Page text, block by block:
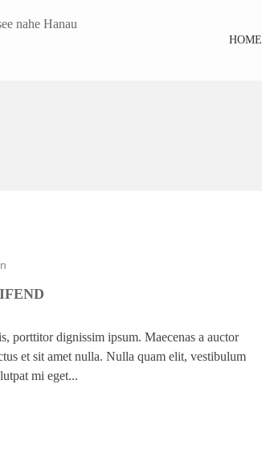
HOME
porttitor dignissim ipsum. Maecenas a auctor
et sit amet nulla. Nulla quam elit, vestibulum
mi eget...